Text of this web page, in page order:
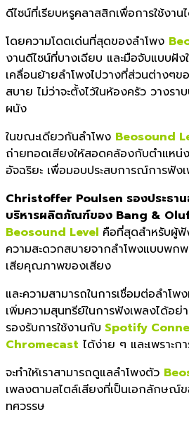
ดีไซน์ที่เรียบหรูคลาสสิกเพื่อการใช้งา
โดยความโดดเด่นที่สุดของลำโพง
งานดีไซน์ที่บางเฉียบ และมือจับแบบฝัง
เคลื่อนย้ายลำโพงไปวางที่ส่วนต่างๆข
สบาย ไม่ว่าจะตั้งไว้ในห้องครัว วางรา
ผนัง
ในขณะเดียวกันลำโพง Beosound
ถ่ายทอดเสียงให้สอดคล้องกับตำแหน่
อัจฉริยะ เพื่อมอบประสบการณ์การฟัง
Christoffer Poulsen รองประธาน
บริหารผลิตภัณฑ์ของ Bang &
Beosound Level คือที่สุดสำหรับผู้ฟั
ความสะดวกสบายจากลำโพงแบบพก
เสียคุณภาพของเสียง
และความสามารถในการเชื่อมต่อลำโ
เพิ่มความสุนทรีย์ในการฟังเพลงได้อย่
รองรับการใช้งานกับ Spotify
Chromecast ได้ง่าย ๆ และเพราะ
จะทำให้เราสามารถดูแลลำโพงตัว
เพลงตามสไตล์เสียงที่เป็นเอกลักษณ์ข
ทศวรรษ